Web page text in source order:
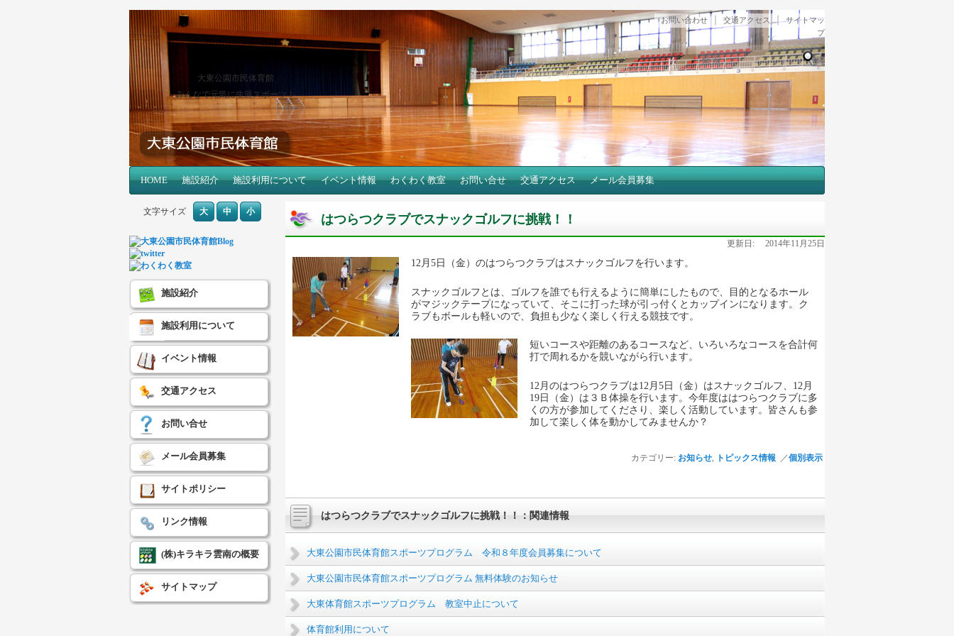
大東公園市民体育館
みんなで元気に生涯スポーツ！
お問い合わせ ｜ 交通アクセス ｜サイトマッ
プ
検索
メインメニュー
メインコンテンツへ移動
サブコンテンツへ移動
HOME 施設紹介 施設利用について イベント情報 わくわく教室 お問い合せ 交通アクセス メール会員募集
はつらつクラブでスナックゴルフに挑戦！！
更新日: 2014年11月25日
12月5日（金）のはつらつクラブはスナックゴルフを行います。
スナックゴルフとは、ゴルフを誰でも行えるように簡単にしたもので、目的となるホール
がマジックテープになっていて、そこに打った球が引っ付くとカップインになります。ク
ラブもボールも軽いので、負担も少なく楽しく行える競技です。
短いコースや距離のあるコースなど、いろいろなコースを合計何
打で周れるかを競いながら行います。
12月のはつらつクラブは12月5日（金）はスナックゴルフ、12月
19日（金）は３Ｂ体操を行います。今年度ははつらつクラブに多
くの方が参加してくださり、楽しく活動しています。皆さんも参
加して楽しく体を動かしてみませんか？
カテゴリー: お知らせ, トピックス情報 ／個別表示
はつらつクラブでスナックゴルフに挑戦！！：関連情報
大東公園市民体育館スポーツプログラム 令和８年度会員募集について
大東公園市民体育館スポーツプログラム 無料体験のお知らせ
大東体育館スポーツプログラム 教室中止について
体育館利用について
文字サイズ 大 中 小
施設紹介
施設利用について
イベント情報
交通アクセス
お問い合せ
メール会員募集
サイトポリシー
リンク情報
(株)キラキラ雲南の概要
サイトマップ